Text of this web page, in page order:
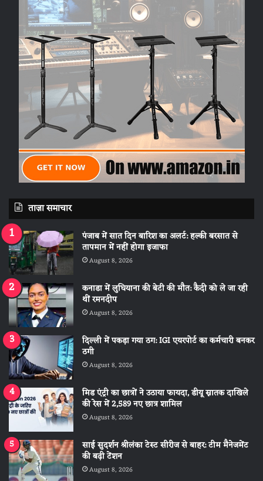
ताज़ा समाचार
पंजाब में सात दिन बारिश का अलर्ट: हल्की बरसात से
तापमान में नहीं होगा इजाफा
August 8, 2026
कनाडा में लुधियाना की बेटी की माैत: कैदी को ले जा रही
थीं रमनदीप
August 8, 2026
दिल्ली में पकड़ा गया ठग: IGI एयरपोर्ट का कर्मचारी बनकर
ठगी
August 8, 2026
मिड एंट्री का छात्रों ने उठाया फायदा, डीयू स्नातक दाखिले
की रेस में 2,589 नए छात्र शामिल
August 8, 2026
साई सुदर्शन श्रीलंका टेस्ट सीरीज से बाहर: टीम मैनेजमेंट
की बढ़ी टेंशन
August 8, 2026